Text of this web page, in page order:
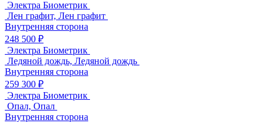
Электра Биометрик
Лен графит, Лен графит
Внутренняя сторона
248 500 ₽
Электра Биометрик
Ледяной дождь, Ледяной дождь
Внутренняя сторона
259 300 ₽
Электра Биометрик
Опал, Опал
Внутренняя сторона